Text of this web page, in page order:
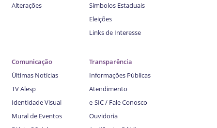
Alterações
Símbolos Estaduais
Eleições
Links de Interesse
Comunicação
Últimas Notícias
TV Alesp
Identidade Visual
Mural de Eventos
Transparência
Informações Públicas
Atendimento
e-SIC / Fale Conosco
Ouvidoria